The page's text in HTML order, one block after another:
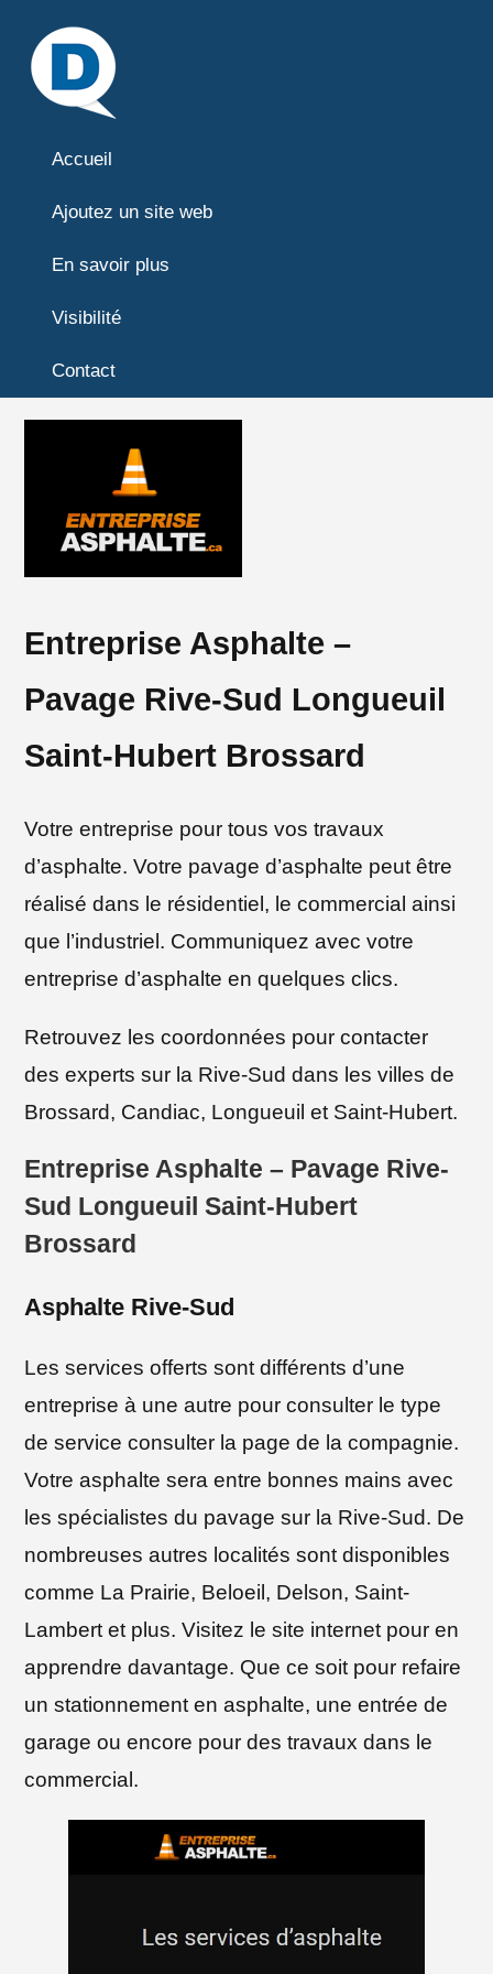
Accueil
Ajoutez un site web
En savoir plus
Visibilité
Contact
Entreprise Asphalte –
Pavage Rive-Sud Longueuil
Saint-Hubert Brossard
Votre entreprise pour tous vos travaux
d’asphalte. Votre pavage d’asphalte peut être
réalisé dans le résidentiel, le commercial ainsi
que l’industriel. Communiquez avec votre
entreprise d’asphalte en quelques clics.
Retrouvez les coordonnées pour contacter
des experts sur la Rive-Sud dans les villes de
Brossard, Candiac, Longueuil et Saint-Hubert.
Entreprise Asphalte – Pavage Rive-
Sud Longueuil Saint-Hubert
Brossard
Asphalte Rive-Sud
Les services offerts sont différents d’une
entreprise à une autre pour consulter le type
de service consulter la page de la compagnie.
Votre asphalte sera entre bonnes mains avec
les spécialistes du pavage sur la Rive-Sud. De
nombreuses autres localités sont disponibles
comme La Prairie, Beloeil, Delson, Saint-
Lambert et plus. Visitez le site internet pour en
apprendre davantage. Que ce soit pour refaire
un stationnement en asphalte, une entrée de
garage ou encore pour des travaux dans le
commercial.